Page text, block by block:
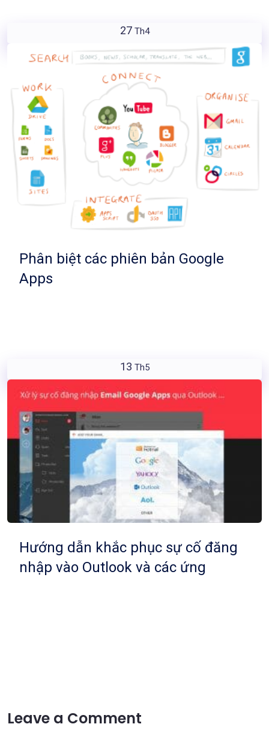
27 Th4
Phân biệt các phiên bản Google
Apps
13 Th5
Hướng dẫn khắc phục sự cố đăng
nhập vào Outlook và các ứng
Leave a Comment